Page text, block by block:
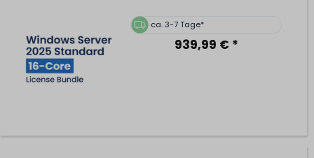
ca. 3-7 Tage*
939,99 € *